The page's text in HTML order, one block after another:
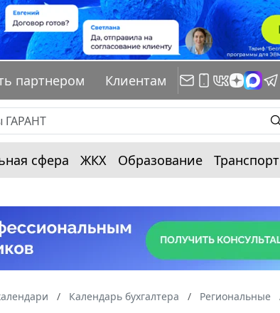
партнером Клиентам
сфера ЖКХ Образование Транспорт
Календарь бухгалтера Региональные